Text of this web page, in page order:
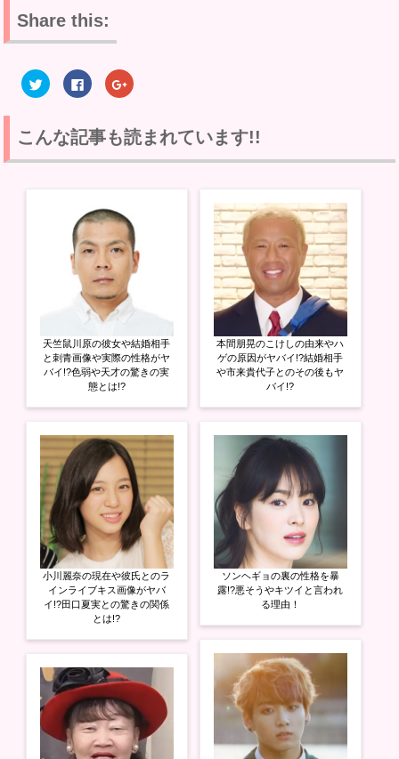
Share this:
ク
リ
て
T
i
ウ
で
開
き
ま
F
a
o
o
で
る
に
ク
リ
ッ
ク
し
て
く
だ
い
(
新
し
い
ウ
ン
ウ
で
き
ま
す
)
ク
リ
て
G
o
で
共
有
(
新
し
い
ウ
ィ
ウ
で
開
き
ま
こんな記事も読まれています!!
天竺鼠川原の彼女や結婚相手
と刺青画像や実際の性格がヤ
バイ!?色弱や天才の驚きの実
態とは!?
小川麗奈の現在や彼氏とのラ
インライブキス画像がヤバ
イ!?田口夏実との驚きの関係
とは!?
本間朋晃のこけしの由来やハ
ゲの原因がヤバイ!?結婚相手
や市来貴代子とのその後もヤ
バイ!?
ソンヘギョの裏の性格を暴
露!?悪そうやキツイと言われ
る理由！